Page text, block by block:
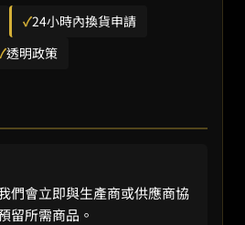
✓24小時內換貨申請
透明政策
們會立即與生產商或供應商協
留所需商品。